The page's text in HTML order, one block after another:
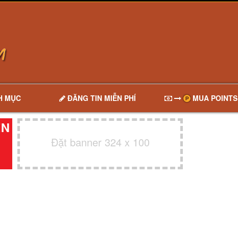
MỤC ĐĂNG TIN MIỄN PHÍ MUA POINTS
Đặt banner 324 x 100